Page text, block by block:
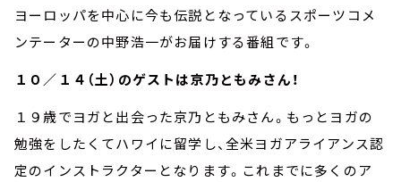
ヨーロッパを中心に今も伝説となっているスポーツコメ
ンテーターの中野浩一がお届けする番組です。
１０／１４（土）のゲストは京乃ともみさん！
１９歳でヨガと出会った京乃ともみさん。もっとヨガの
勉強をしたくてハワイに留学し、全米ヨガアライアンス認
定のインストラクターとなります。これまでに多くのア